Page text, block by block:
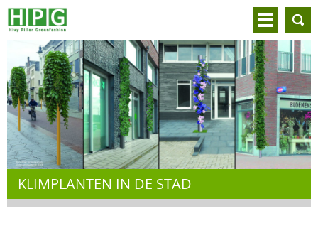
KLIMPLANTEN IN DE STAD